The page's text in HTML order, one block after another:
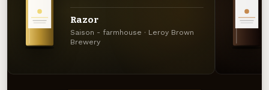
Razor
Saison - farmhouse · Leroy Brown
Brewery